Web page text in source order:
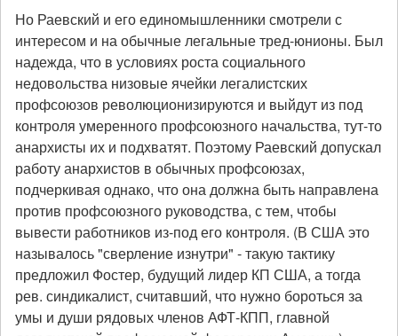
Но Раевский и его единомышленники смотрели с
интересом и на обычные легальные тред-юнионы. Был
надежда, что в условиях роста социального
недовольства низовые ячейки легалистских
профсоюзов революционизируются и выйдут из под
контроля умеренного профсоюзного начальства, тут-то
анархисты их и подхватят. Поэтому Раевский допускал
работу анархистов в обычных профсоюзах,
подчеркивая однако, что она должна быть направлена
против профсоюзного руководства, с тем, чтобы
вывести работников из-под его контроля. (В США это
называлось "сверление изнутри" - такую тактику
предложил Фостер, будущий лидер КП США, а тогда
рев. синдикалист, считавший, что нужно бороться за
умы и души рядовых членов АФТ-КПП, главной